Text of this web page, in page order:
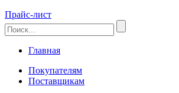
Прайс-лист
Главная
Покупателям
Поставщикам